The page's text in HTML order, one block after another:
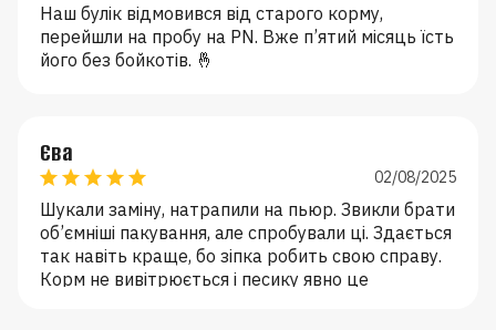
Наш булік відмовився від старого корму,
перейшли на пробу на PN. Вже п’ятий місяць їсть
його без бойкотів. 🤞
Єва
02/08/2025
Шукали заміну, натрапили на пьюр. Звикли брати
об’ємніші пакування, але спробували ці. Здається
так навіть краще, бо зіпка робить свою справу.
Корм не вивітрюється і песику явно це